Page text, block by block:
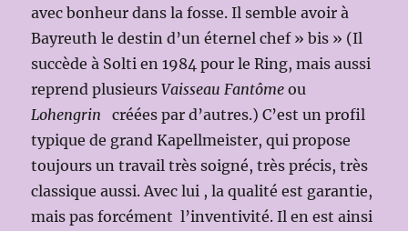
avec bonheur dans la fosse. Il semble avoir à
Bayreuth le destin d’un éternel chef » bis » (Il
succède à Solti en 1984 pour le Ring, mais aussi
reprend plusieursVaisseau Fantôme ou
Lohengrin créées par d’autres.) C’est un profil
typique de grand Kapellmeister, qui propose
toujours un travail très soigné, très précis, très
classique aussi. Avec lui , la qualité est garantie,
mais pas forcément l’inventivité. Il en est ainsi